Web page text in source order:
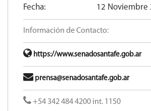
Fecha: 12 Noviembre
Información de Contacto:
https://www.senadosantafe.gob.ar
prensa@senadosantafe.gob.ar
+54 342 484 4200 int. 1150